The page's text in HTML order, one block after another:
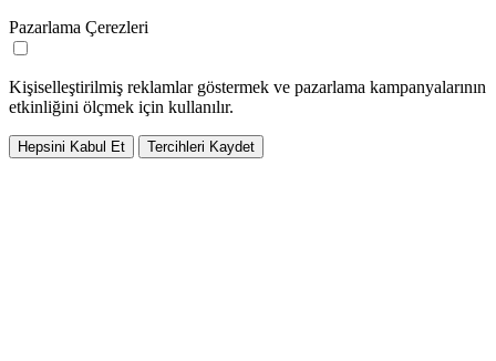
Pazarlama Çerezleri
Kişiselleştirilmiş reklamlar göstermek ve pazarlama kampanyalarının
etkinliğini ölçmek için kullanılır.
Hepsini Kabul Et Tercihleri Kaydet